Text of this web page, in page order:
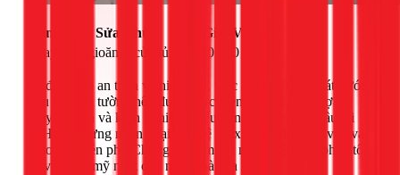
Hạng Mục Sửa Chữa
Đơn Giá (VNĐ)
Thay ron (gioăng) cửa tủ
Từ 270.000
Để đảm bảo an toàn và hiệu quả, việc lắp đặt ống thoát nước
điều hòa âm tường nên được thực hiện bởi đội ngũ thợ có
chuyên môn và kinh nghiệm. Nếu bạn đang có nhu cầu tại
TPHCM, đừng ngần ngại liên hệ 1Fix.vn để được tư vấn và
khảo sát miễn phí. Chúng tôi cam kết mang đến giải pháp tối
ưu và thẩm mỹ nhất cho ngôi nhà của bạn.